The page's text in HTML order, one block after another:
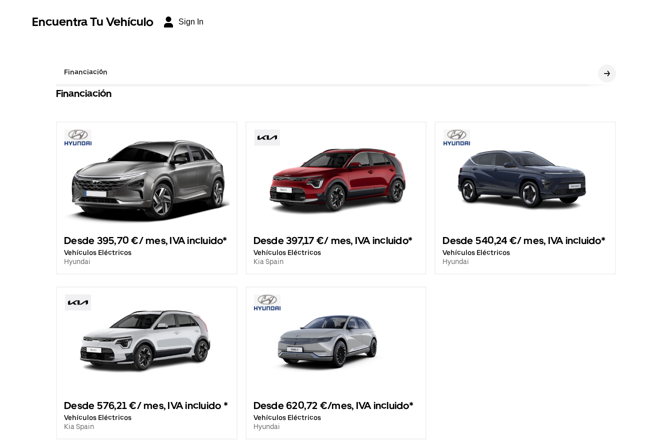
Encuentra Tu Vehículo Sign In
Financiación
Financiación
Desde 395,70 €/ mes, IVA incluido*
Vehículos Eléctricos
Hyundai
Desde 397,17 €/ mes, IVA incluido*
Vehículos Eléctricos
Kia Spain
Desde 540,24 €/ mes, IVA incluido*
Vehículos Eléctricos
Hyundai
Desde 576,21 €/ mes, IVA incluido *
Vehículos Eléctricos
Kia Spain
Desde 620,72 €/mes, IVA incluido*
Vehículos Eléctricos
Hyundai